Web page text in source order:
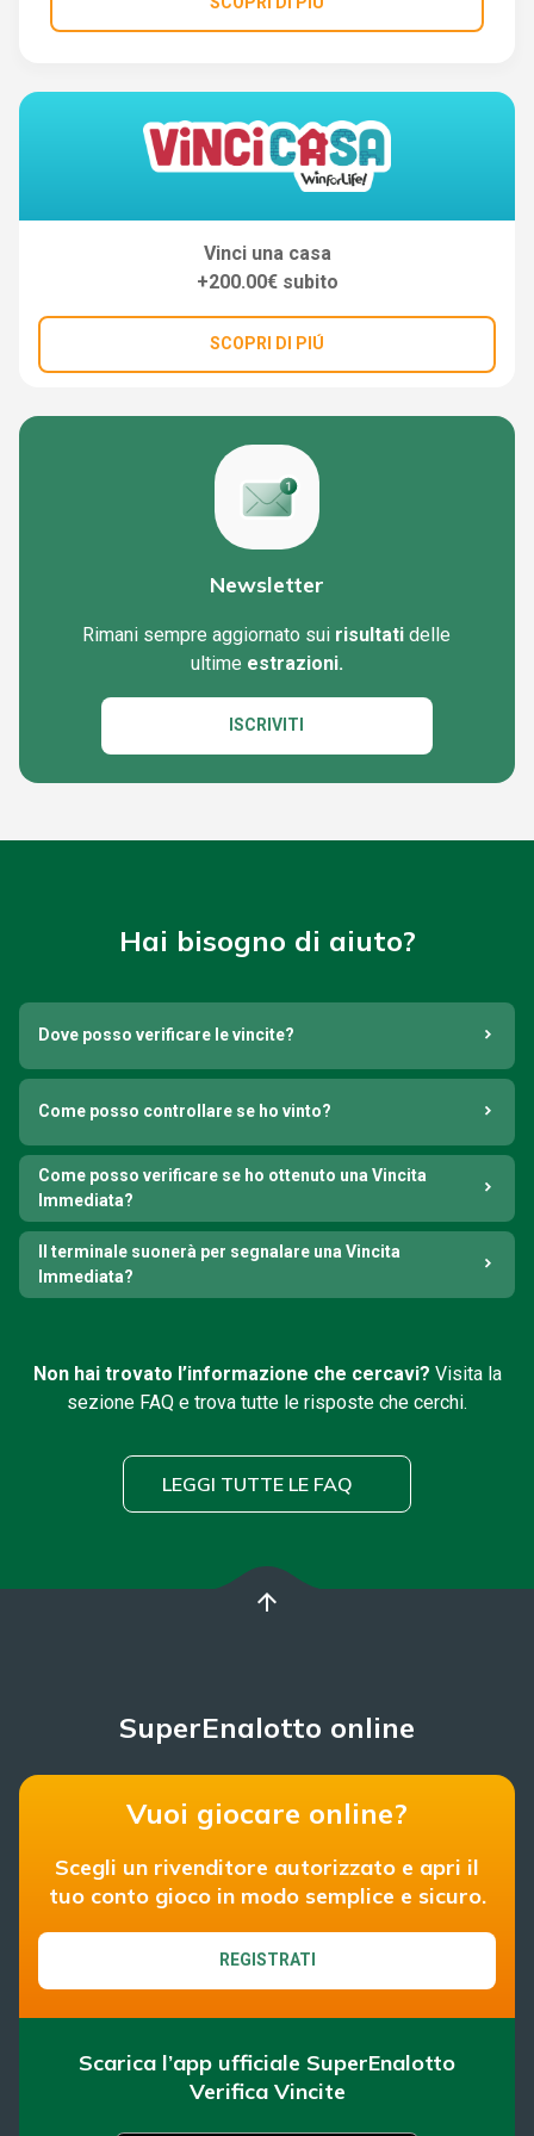
Vinci una casa
+200.00€ subito
SCOPRI DI PIÚ
Newsletter
Rimani sempre aggiornato sui risultati delle
ultime estrazioni.
ISCRIVITI
Hai bisogno di aiuto?
Dove posso verificare le vincite?
Come posso controllare se ho vinto?
Come posso verificare se ho ottenuto una Vincita
Immediata?
Il terminale suonerà per segnalare una Vincita
Immediata?
Non hai trovato l’informazione che cercavi? Visita la
sezione FAQ e trova tutte le risposte che cerchi.
LEGGI TUTTE LE FAQ
arrow_upward
SuperEnalotto online
Vuoi giocare online?
Scegli un rivenditore autorizzato e apri il
tuo conto gioco in modo semplice e sicuro.
REGISTRATI
Scarica l’app ufficiale SuperEnalotto
Verifica Vincite